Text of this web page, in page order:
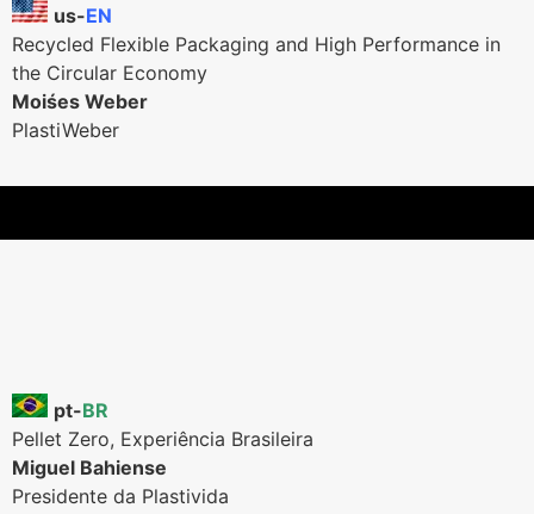
us-EN
Recycled Flexible Packaging and High Performance in
the Circular Economy
Moiśes Weber
PlastiWeber
pt-BR
Pellet Zero, Experiência Brasileira
Miguel Bahiense
Presidente da Plastivida